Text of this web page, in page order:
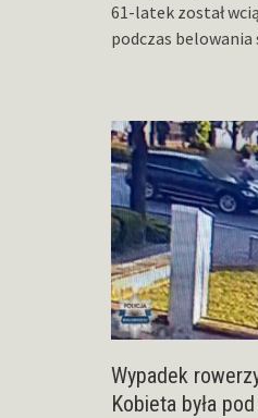
61-latek został
podczas belowania
Wypadek
Kobieta była